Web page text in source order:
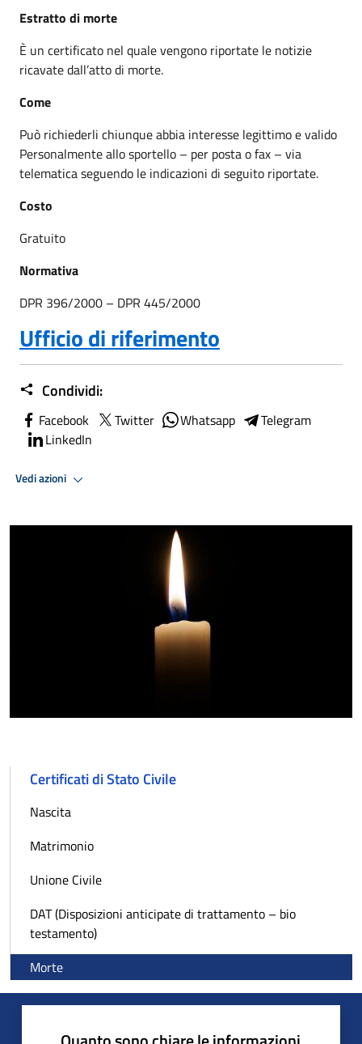
Estratto di morte
È un certificato nel quale vengono riportate le notizie
ricavate dall’atto di morte.
Come
Può richiederli chiunque abbia interesse legittimo e valido
Personalmente allo sportello – per posta o fax – via
telematica seguendo le indicazioni di seguito riportate.
Costo
Gratuito
Normativa
DPR 396/2000 – DPR 445/2000
Ufficio di riferimento
Condividi:
Facebook Twitter Whatsapp
Telegram
LinkedIn
Vedi azioni
Certificati di Stato Civile
Nascita
Matrimonio
Unione Civile
DAT (Disposizioni anticipate di trattamento – bio
testamento)
Morte